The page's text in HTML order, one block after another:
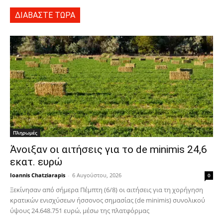
ΔΙΑΒΑΣΤΕ ΤΩΡΑ
Πληρωμές
Άνοιξαν οι αιτήσεις για το de minimis 24,6
εκατ. ευρώ
Ioannis Chatziarapis - 6 Αυγούστου, 2026 0
Ξεκίνησαν από σήμερα Πέμπτη (6/8) οι αιτήσεις για τη χορήγηση
κρατικών ενισχύσεων ήσσονος σημασίας (de minimis) συνολικού
ύψους 24.648.751 ευρώ, μέσω της πλατφόρμας